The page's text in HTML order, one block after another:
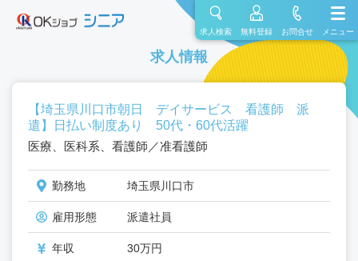
求人検索 無料登録 お問合せ メニュー
求人情報
【埼玉県川口市朝日 デイサービス 看護師 派
遣】日払い制度あり 50代・60代活躍
医療、医科系、看護師／准看護師
勤務地 埼玉県川口市
雇用形態 派遣社員
年収 30万円